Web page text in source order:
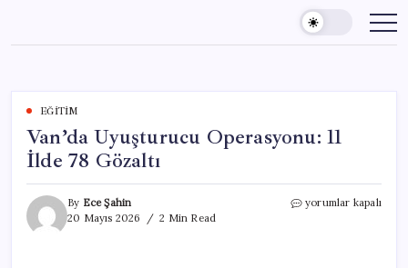
content
EĞITIM
Van’da Uyuşturucu Operasyonu: 11
İlde 78 Gözaltı
By Ece Şahin
20 Mayıs 2026
2 Min Read
Van’da
yorumlar kapalı